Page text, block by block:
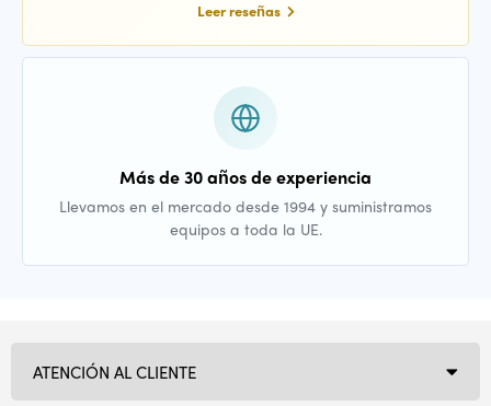
Leer reseñas
Más de 30 años de experiencia
Llevamos en el mercado desde 1994 y suministramos
equipos a toda la UE.
ATENCIÓN AL CLIENTE